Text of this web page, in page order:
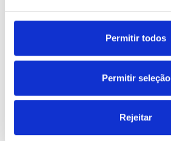
Permitir todos
Permitir seleção
Rejeitar